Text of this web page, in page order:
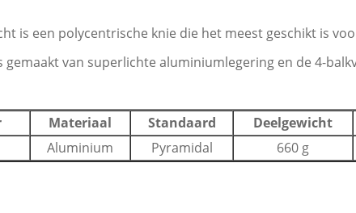
is een polycentrische knie die het meest geschikt is
gemaakt van superlichte aluminiumlegering en de 4-
Materiaal Standaard Deelgewicht
Aluminium Pyramidal 660 g